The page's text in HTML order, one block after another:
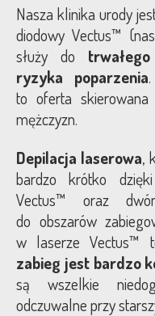
Galeria
Blog
Kontakt
Nasza klinika urody
diodowy Vectus™
służy do
ryzyka poparzenia
to oferta
mężczyzn.
Depilacja laserowa,
bardzo krótko
Vectus™ oraz
do obszarów
w laserze Vectus™
zabieg jest bardzo
są wszelkie
odczuwalne przy